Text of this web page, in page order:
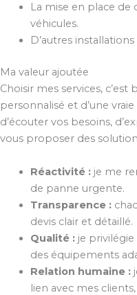
La mise en place
véhicules.
D’autres
Ma valeur ajoutée
Choisir mes services,
personnalisé et d’une
d’écouter vos besoins,
vous proposer des
Réactivité :je me
de panne urgente.
Transparence :
devis clair et détaillé.
Qualité :je privilégie
des équipements
Relation humaine :
lien avec mes